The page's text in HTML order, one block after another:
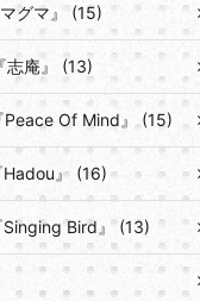
グマ』 (15)
志庵』 (13)
Peace Of Mind』 (15)
』 (16)
Bird』 (13)